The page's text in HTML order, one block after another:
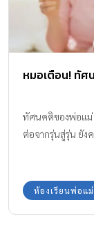
หมอเตือน! ทัศ
ทัศนคติของพ่อแม่
ต่อจากรุ่นสู่รุ่น ยัง
ห้องเรียนพ่อแม่